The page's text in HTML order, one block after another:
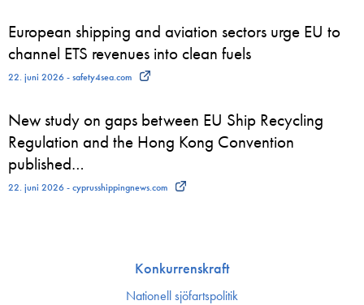
European shipping and aviation sectors urge EU to
channel ETS revenues into clean fuels
22. juni 2026 - safety4sea.com
New study on gaps between EU Ship Recycling
Regulation and the Hong Kong Convention
published…
22. juni 2026 - cyprusshippingnews.com
Konkurrenskraft
Nationell sjöfartspolitik